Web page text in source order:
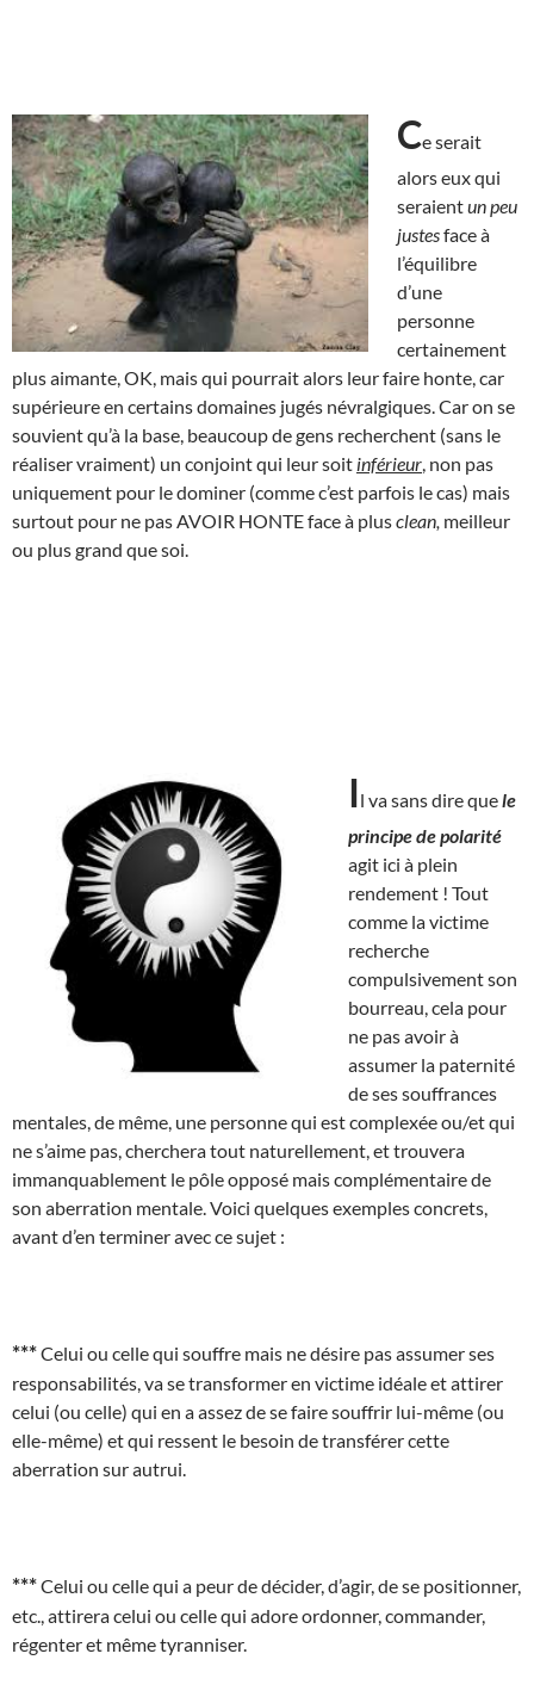
Ce serait
alors eux qui
seraientun peu
justesface à
l’équilibre
d’une
personne
certainement
plus aimante, OK, mais qui pourrait alors leur faire honte, car
supérieure en certains domaines jugés névralgiques. Car on se
souvient qu’à la base, beaucoup de gens recherchent (sans le
réaliser vraiment) un conjoint qui leur soit inférieur , non pas
uniquement pour le dominer (comme c’est parfois le cas) mais
surtout pour ne pas AVOIR HONTE face à plusclean, meilleur
ou plus grand que soi.
Il va sans dire quele
principe de polarité
agit ici à plein
rendement ! Tout
comme la victime
recherche
compulsivement son
bourreau, cela pour
ne pas avoir à
assumer la paternité
de ses souffrances
mentales, de même, une personne qui est complexée ou/et qui
ne s’aime pas, cherchera tout naturellement, et trouvera
immanquablement le pôle opposé mais complémentaire de
son aberration mentale. Voici quelques exemples concrets,
avant d’en terminer avec ce sujet :
***Celui ou celle qui souffre mais ne désire pas assumer ses
responsabilités, va se transformer en victime idéale et attirer
celui (ou celle) qui en a assez de se faire souffrir lui-même (ou
elle-même) et qui ressent le besoin de transférer cette
aberration sur autrui.
***Celui ou celle qui a peur de décider, d’agir, de se positionner,
etc., attirera celui ou celle qui adore ordonner, commander,
régenter et même tyranniser.